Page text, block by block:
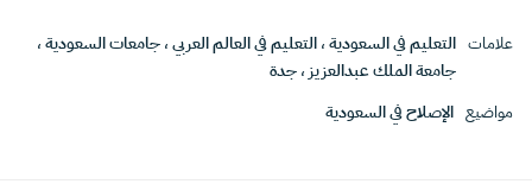
علامات التعليم في السعودية،التعليم في العالم العربي،جامعات السعودية،
جامعة الملك عبدالعزيز ،جدة
مواضيع الإصلاح في السعودية